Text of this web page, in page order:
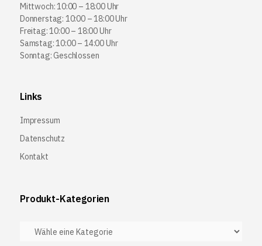
Mittwoch: 10:00 – 18:00 Uhr
Donnerstag: 10:00 – 18:00 Uhr
Freitag: 10:00 – 18:00 Uhr
Samstag: 10:00 – 14:00 Uhr
Sonntag: Geschlossen
Links
Impressum
Datenschutz
Kontakt
Produkt-Kategorien